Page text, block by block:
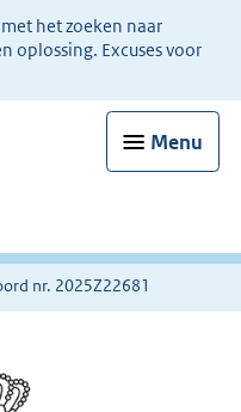
het zoeken naar
oplossing. Excuses voor
Menu
nr. 2025Z22681